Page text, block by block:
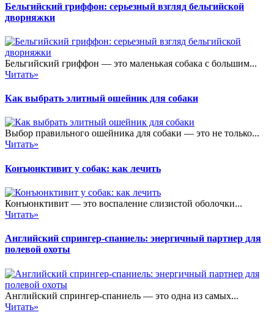
Бельгийский гриффон: серьезный взгляд бельгийской
дворняжки
Бельгийский гриффон — это маленькая собака с большим...
Читать»
Как выбрать элитный ошейник для собаки
Выбор правильного ошейника для собаки — это не только...
Читать»
Конъюнктивит у собак: как лечить
Конъюнктивит — это воспаление слизистой оболочки...
Читать»
Английский спрингер-спаниель: энергичный партнер для
полевой охоты
Английский спрингер-спаниель — это одна из самых...
Читать»